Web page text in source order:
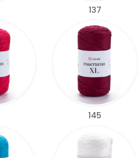
137
145